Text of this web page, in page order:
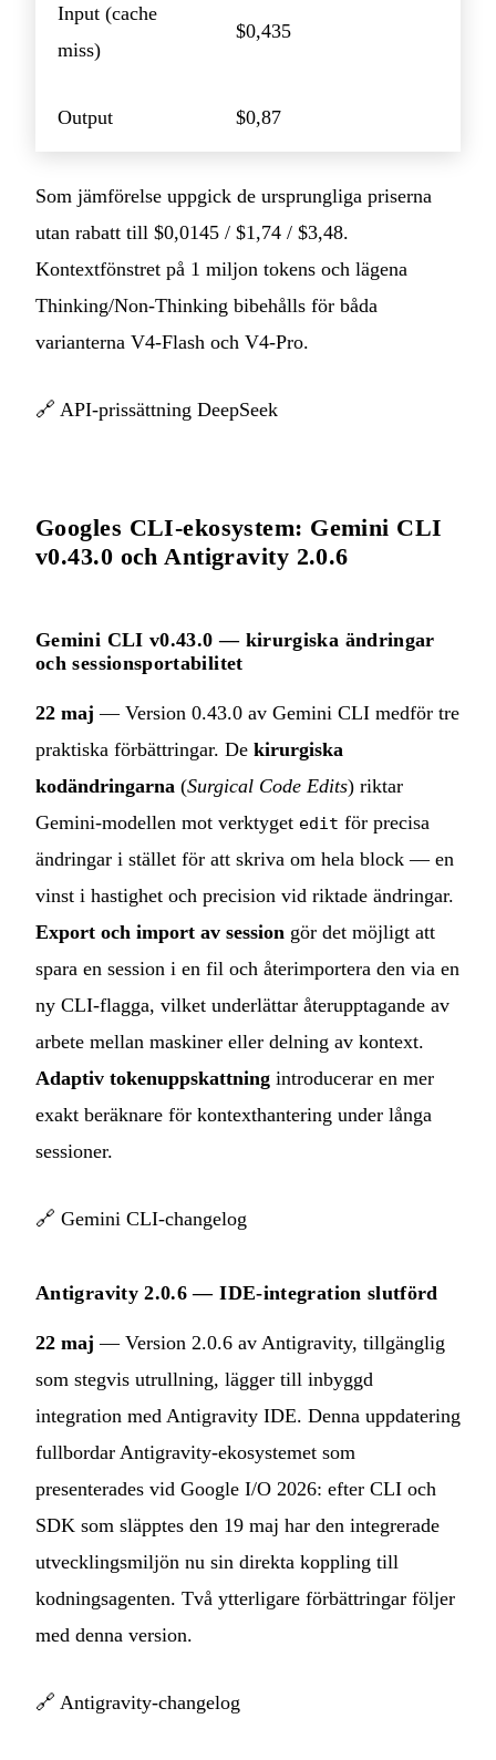
Input (cache
miss)
$0,435
Output $0,87
Som jämförelse uppgick de ursprungliga priserna
utan rabatt till $0,0145 / $1,74 / $3,48.
Kontextfönstret på 1 miljon tokens och lägena
Thinking/Non-Thinking bibehålls för båda
varianterna V4-Flash och V4-Pro.
🔗 API-prissättning DeepSeek
Googles CLI-ekosystem: Gemini CLI
v0.43.0 och Antigravity 2.0.6
Gemini CLI v0.43.0 — kirurgiska ändringar
och sessionsportabilitet
22 maj — Version 0.43.0 av Gemini CLI medför tre
praktiska förbättringar. De kirurgiska
kodändringarna (Surgical Code Edits) riktar
Gemini-modellen mot verktyget edit för precisa
ändringar i stället för att skriva om hela block — en
vinst i hastighet och precision vid riktade ändringar.
Export och import av session gör det möjligt att
spara en session i en fil och återimportera den via en
ny CLI-flagga, vilket underlättar återupptagande av
arbete mellan maskiner eller delning av kontext.
Adaptiv tokenuppskattning introducerar en mer
exakt beräknare för kontexthantering under långa
sessioner.
🔗 Gemini CLI-changelog
Antigravity 2.0.6 — IDE-integration slutförd
22 maj — Version 2.0.6 av Antigravity, tillgänglig
som stegvis utrullning, lägger till inbyggd
integration med Antigravity IDE. Denna uppdatering
fullbordar Antigravity-ekosystemet som
presenterades vid Google I/O 2026: efter CLI och
SDK som släpptes den 19 maj har den integrerade
utvecklingsmiljön nu sin direkta koppling till
kodningsagenten. Två ytterligare förbättringar följer
med denna version.
🔗 Antigravity-changelog